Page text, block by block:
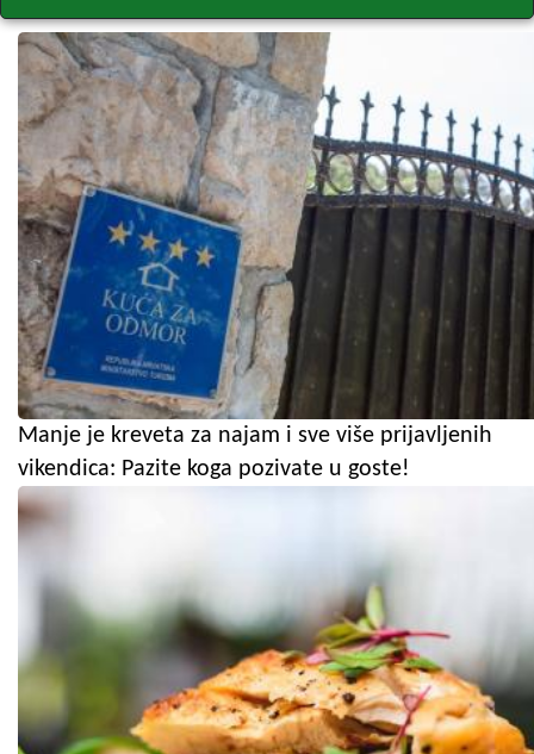
Manje je kreveta za najam i sve više prijavljenih
vikendica: Pazite koga pozivate u goste!